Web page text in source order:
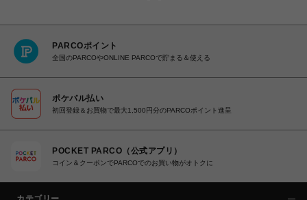
PARCOポイント
全国のPARCOやONLINE PARCOで貯まる＆使える
ポケパル払い
初回登録＆お買物で最大1,500円分のPARCOポイント進呈
POCKET PARCO（公式アプリ）
コイン＆クーポンでPARCOでのお買い物がオトクに